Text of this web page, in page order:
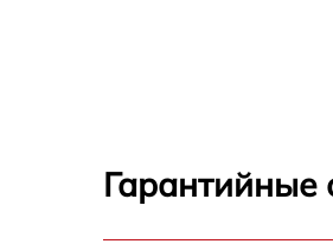
Гарантийные